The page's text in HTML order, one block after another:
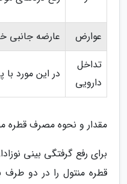
عوارض
عارضه جانبی
تداخل
دارویی
در این مورد
مقدار و نحوه مصرف قطره
قطره منتول را در دو